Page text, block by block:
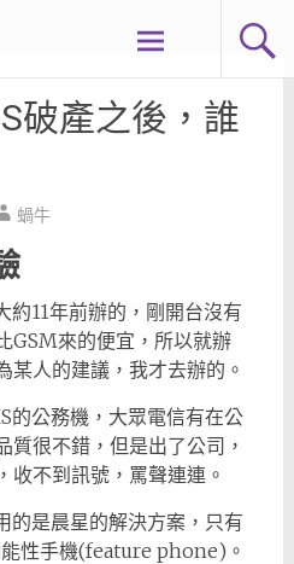
破產之後，誰
蝸牛
約11年前辦的，剛開台沒有
GSM來的便宜，所以就辦
某人的建議，我才去辦的。
的公務機，大眾電信有在公
質很不錯，但是出了公司，
收不到訊號，罵聲連連。
的是晨星的解決方案，只有
性手機(feature phone)。